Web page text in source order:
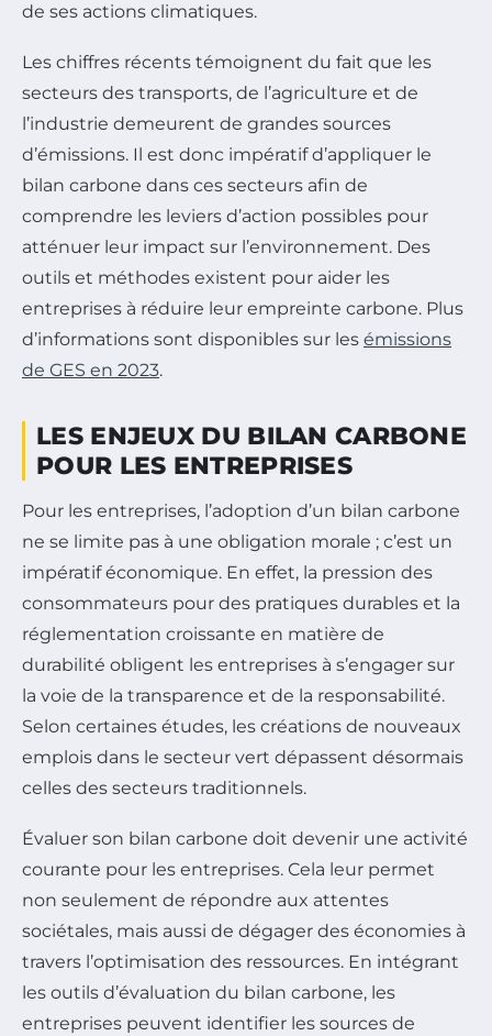
de ses actions climatiques.
Les chiffres récents témoignent du fait que les
secteurs des transports, de l’agriculture et de
l’industrie demeurent de grandes sources
d’émissions. Il est donc impératif d’appliquer le
bilan carbone dans ces secteurs afin de
comprendre les leviers d’action possibles pour
atténuer leur impact sur l’environnement. Des
outils et méthodes existent pour aider les
entreprises à réduire leur empreinte carbone. Plus
d’informations sont disponibles sur les émissions
de GES en 2023.
LES ENJEUX DU BILAN CARBONE
POUR LES ENTREPRISES
Pour les entreprises, l’adoption d’un bilan carbone
ne se limite pas à une obligation morale ; c’est un
impératif économique. En effet, la pression des
consommateurs pour des pratiques durables et la
réglementation croissante en matière de
durabilité obligent les entreprises à s’engager sur
la voie de la transparence et de la responsabilité.
Selon certaines études, les créations de nouveaux
emplois dans le secteur vert dépassent désormais
celles des secteurs traditionnels.
Évaluer son bilan carbone doit devenir une activité
courante pour les entreprises. Cela leur permet
non seulement de répondre aux attentes
sociétales, mais aussi de dégager des économies à
travers l’optimisation des ressources. En intégrant
les outils d’évaluation du bilan carbone, les
entreprises peuvent identifier les sources de